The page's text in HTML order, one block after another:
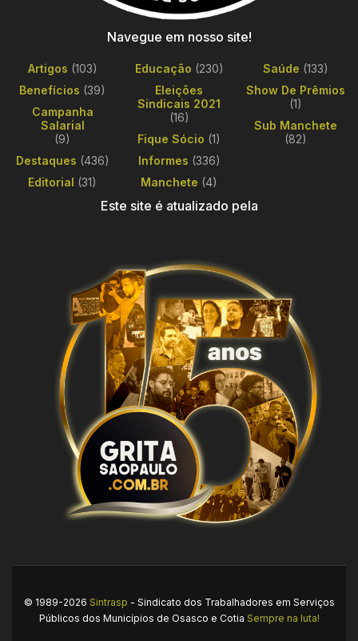
Navegue em nosso site!
Artigos (103)
Benefícios (39)
Campanha
Salarial
(9)
Destaques (436)
Editorial (31)
Educação (230)
Eleições
Sindicais 2021
(16)
Fique Sócio (1)
Informes (336)
Manchete (4)
Saúde (133)
Show De Prêmios
(1)
Sub Manchete
(82)
Este site é atualizado pela
© 1989-2026 Sintrasp - Sindicato dos Trabalhadores em Serviços
Públicos dos Municípios de Osasco e Cotia Sempre na luta!